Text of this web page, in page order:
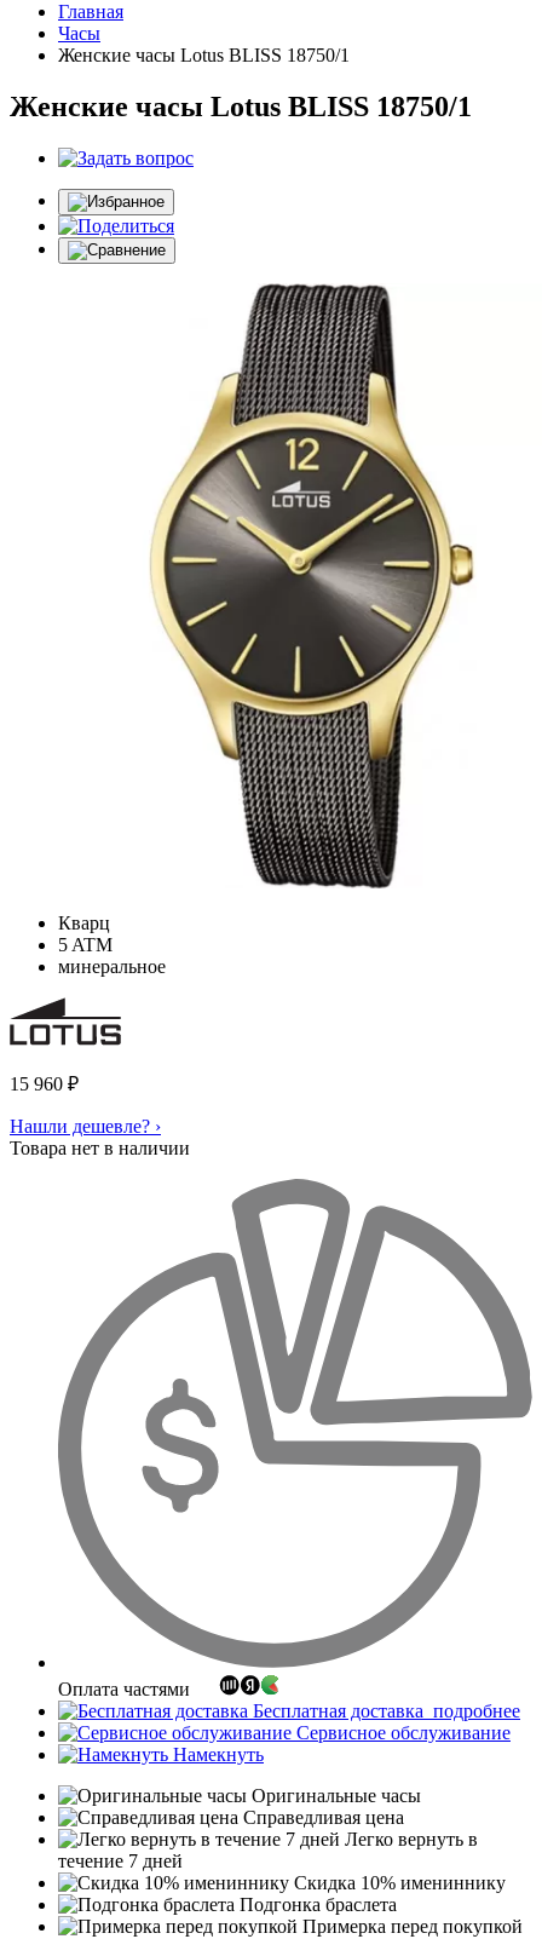
Главная
Часы
Женские часы Lotus BLISS 18750/1
Женские часы Lotus BLISS 18750/1
Кварц
5 ATM
минеральное
15 960 ₽
Нашли дешевле? ›
Товара нет в наличии
Оплата частями
Бесплатная доставка подробнее
Сервисное обслуживание
Намекнуть
Оригинальные часы
Справедливая цена
Легко вернуть в
течение 7 дней
Скидка 10% имениннику
Подгонка браслета
Примерка перед покупкой